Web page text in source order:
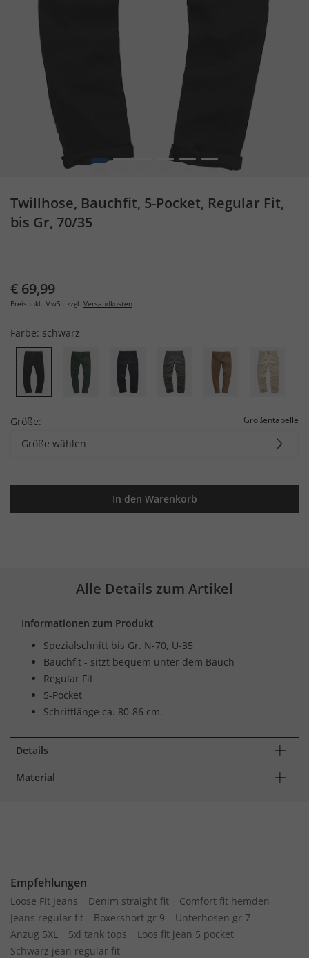
1 5 6
Twillhose, Bauchfit, 5-Pocket, Regular Fit,
bis Gr, 70/35
€ 69,99
Preis inkl. MwSt. zzgl. Versandkosten
Farbe: schwarz
Größe: Größentabelle
Größe wählen
In den Warenkorb
Alle Details zum Artikel
Informationen zum Produkt
Spezialschnitt bis Gr. N-70, U-35
Bauchfit - sitzt bequem unter dem Bauch
Regular Fit
5-Pocket
Schrittlänge ca. 80-86 cm.
Details
Material
Empfehlungen
Loose Fit Jeans Denim straight fit
Comfort fit hemden
Jeans regular fit
Boxershort gr 9
Unterhosen gr 7
Anzug 5XL
5xl tank tops
Loos fit jean 5 pocket
Schwarz jean regular fit